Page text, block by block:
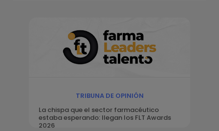
TRIBUNA DE OPINIÓN
La chispa que el sector farmacéutico
estaba esperando: llegan los FLT Awards
2026